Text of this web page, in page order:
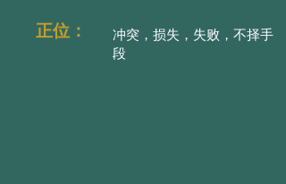
正位：
冲突，损失，失败，不择手
段